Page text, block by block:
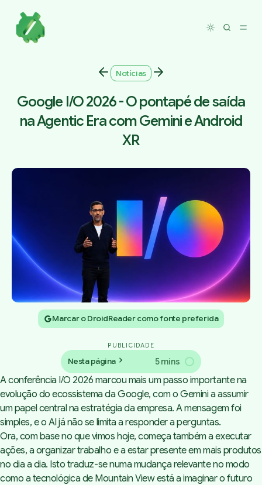
Toggle
Notícias
Google I/O 2026 - O pontapé de saída
na Agentic Era com Gemini e Android
XR
Marcar o DroidReader como fonte preferida
PUBLICIDADE
Nesta página 5 mins
A conferência I/O 2026 marcou mais um passo importante na
evolução do ecossistema da Google, com o Gemini a assumir
um papel central na estratégia da empresa. A mensagem foi
simples, e o AI já não se limita a responder a perguntas.
Ora, com base no que vimos hoje, começa também a executar
ações, a organizar trabalho e a estar presente em mais produtos
no dia a dia. Isto traduz-se numa mudança relevante no modo
como a tecnológica de Mountain View está a imaginar o futuro